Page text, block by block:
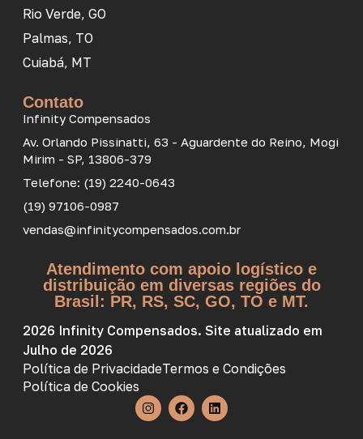
Rio Verde, GO
Palmas, TO
Cuiabá, MT
Contato
Infinity Compensados
Av. Orlando Pissinatti, 63 - Aguardente do Reino, Mogi
Mirim - SP, 13806-379
Telefone: (19) 2240-0643
(19) 97106-0987
vendas@infinitycompensados.com.br
Atendimento com apoio logístico e
distribuição em diversas regiões do
Brasil: PR, RS, SC, GO, TO e MT.
2026 Infinity Compensados. Site atualizado em
Julho de 2026
Política de PrivacidadeTermos e Condições
Política de Cookies